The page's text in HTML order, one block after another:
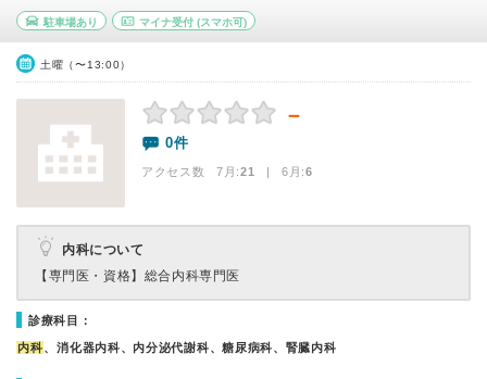
駐車場あり マイナ受付(スマホ可)
土曜（〜13:00）
－
0件
アクセス数 7月:21 | 6月:6
内科について
【専門医・資格】 総合内科専門医
診療科目：
内科、消化器内科、内分泌代謝科、糖尿病科、腎臓内科